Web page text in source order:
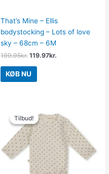
That’s Mine – Ellis
bodystocking – Lots of love
sky – 68cm – 6M
199.95kr. 119.97kr.
KØB NU
Tilbud!
Tilbud!
oprindelige
pris
var:
199.95kr..
aktuelle
pris
er:
119.97kr..